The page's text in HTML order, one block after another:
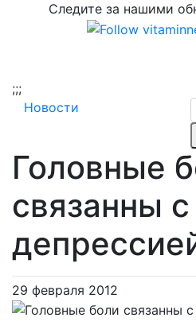
Следите за нашими
;;;
Новости
Головные
связанны с
29 февраля 2012